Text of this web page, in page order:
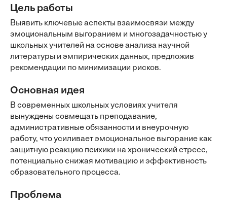
Цель работы
Выявить ключевые аспекты взаимосвязи между
эмоциональным выгоранием и многозадачностью у
школьных учителей на основе анализа научной
литературы и эмпирических данных, предложив
рекомендации по минимизации рисков.
Основная идея
В современных школьных условиях учителя
вынуждены совмещать преподавание,
административные обязанности и внеурочную
работу, что усиливает эмоциональное выгорание как
защитную реакцию психики на хронический стресс,
потенциально снижая мотивацию и эффективность
образовательного процесса.
Проблема